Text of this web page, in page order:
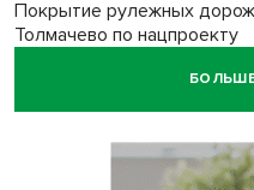
Покрытие рулежных
Толмачево по нацпроекту